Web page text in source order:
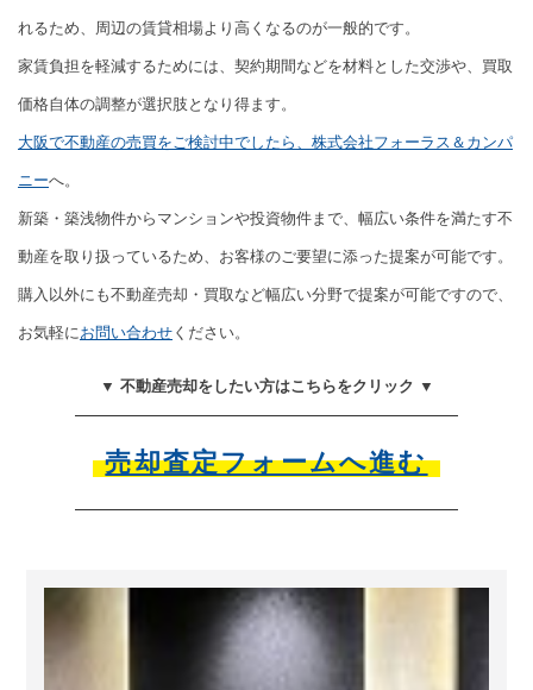
れるため、周辺の賃貸相場より高くなるのが一般的です。
家賃負担を軽減するためには、契約期間などを材料とした交渉や、買取
価格自体の調整が選択肢となり得ます。
大阪で不動産の売買をご検討中でしたら、株式会社フォーラス＆カンパ
ニーへ。
新築・築浅物件からマンションや投資物件まで、幅広い条件を満たす不
動産を取り扱っているため、お客様のご要望に添った提案が可能です。
購入以外にも不動産売却・買取など幅広い分野で提案が可能ですので、
お気軽に お問い合わせ ください。
▼ 不動産売却をしたい方はこちらをクリック ▼
売却査定フォームへ進む